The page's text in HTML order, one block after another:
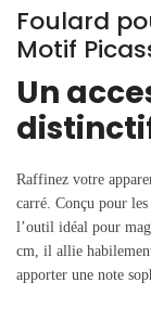
Foulard
Motif
Un
Raffinez votre
carré. Conçu pour
l’outil idéal pour
cm, il allie
apporter une note